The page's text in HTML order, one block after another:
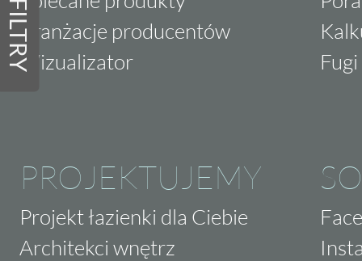
FILTRYAranżacje producentów
Wizualizator
PROJEKTUJEMY
Projekt łazienki dla Ciebie
Architekci wnętrz